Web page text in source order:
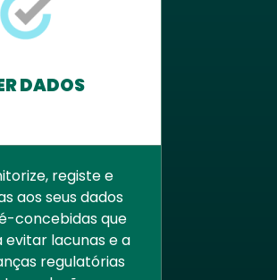
DADOS
registe e
aos seus dados
concebidas que
lacunas e a
regulatórias